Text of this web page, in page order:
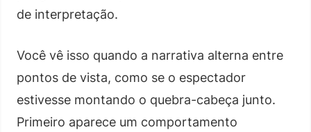
de interpretação.
Você vê isso quando a narrativa alterna entre
pontos de vista, como se o espectador
estivesse montando o quebra-cabeça junto.
Primeiro aparece um comportamento